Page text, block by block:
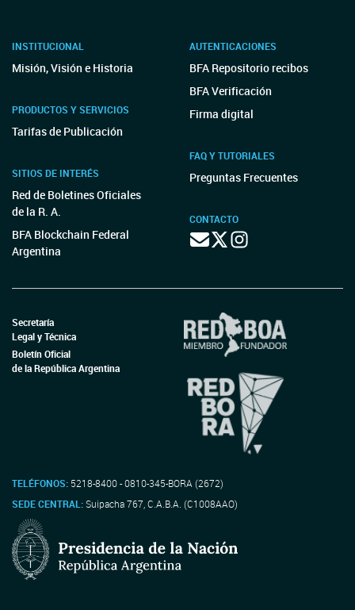
INSTITUCIONAL
Misión, Visión e Historia
PRODUCTOS Y SERVICIOS
Tarifas de Publicación
SITIOS DE INTERÉS
Red de Boletines Oficiales
de la R. A.
BFA Blockchain Federal
Argentina
AUTENTICACIONES
BFA Repositorio recibos
BFA Verificación
Firma digital
FAQ Y TUTORIALES
Preguntas Frecuentes
CONTACTO
Secretaría
Legal y Técnica
Boletín Oficial
de la República Argentina
TELÉFONOS: 5218-8400 - 0810-345-BORA (2672)
SEDE CENTRAL:Suipacha 767, C.A.B.A. (C1008AAO)